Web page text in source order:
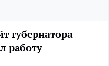
губернатора
работу